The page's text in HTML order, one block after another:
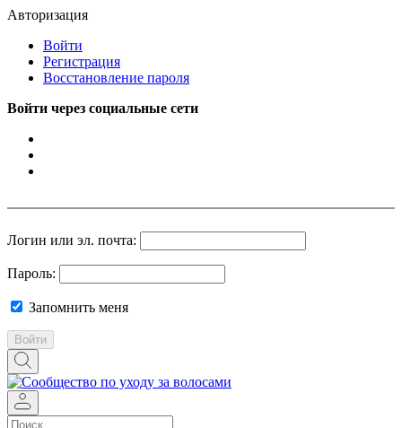
Авторизация
Войти
Регистрация
Восстановление пароля
Войти через социальные сети
Логин или эл. почта:
Пароль:
Запомнить меня
Войти